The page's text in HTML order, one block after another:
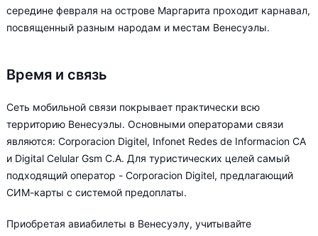
середине февраля на острове Маргарита проходит карнавал,
посвященный разным народам и местам Венесуэлы.
Время и связь
Сеть мобильной связи покрывает практически всю
территорию Венесуэлы. Основными операторами связи
являются: Corporacion Digitel, Infonet Redes de Informacion CA
и Digital Celular Gsm C.A. Для туристических целей самый
подходящий оператор - Corporacion Digitel, предлагающий
СИМ-карты с системой предоплаты.
Приобретая авиабилеты в Венесуэлу, учитывайте